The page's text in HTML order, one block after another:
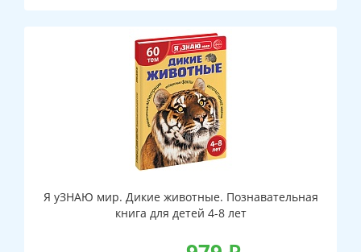
Я уЗНАЮ мир. Дикие животные. Познавательная
книга для детей 4-8 лет